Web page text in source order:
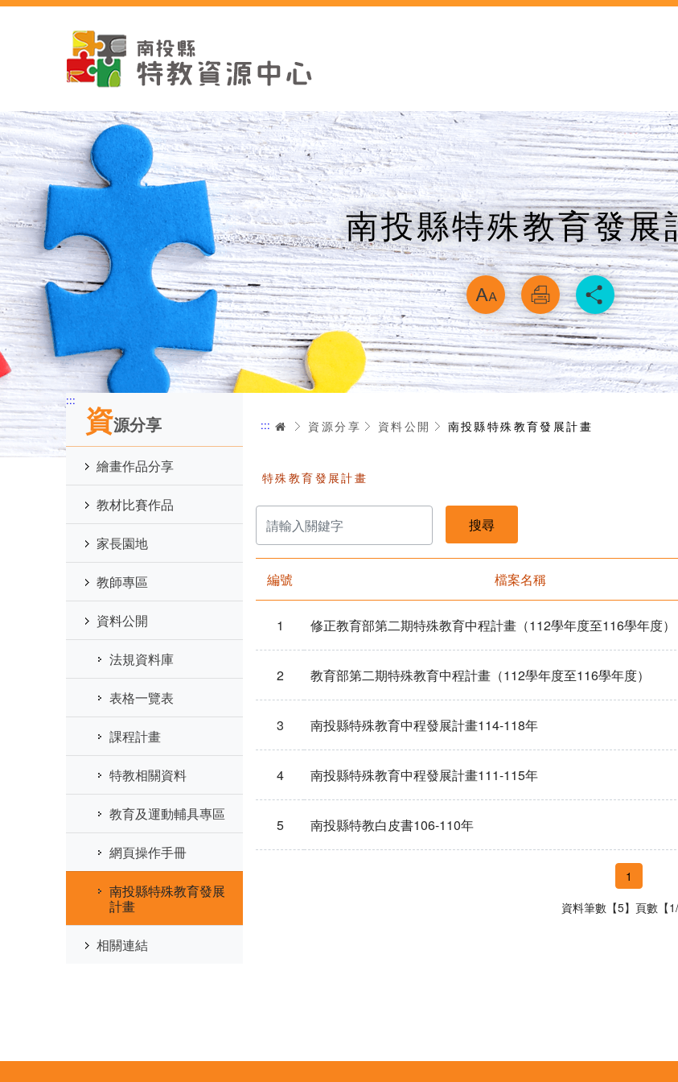
跳
南投縣特殊教育發展
略過字
資源分享
:::
繪畫作品分享
教材比賽作品
家長園地
教師專區
資料公開
法規資料庫
表格一覽表
課程計畫
特教相關資料
教育及運動輔具專區
網頁操作手冊
南投縣特殊教育發展
計畫
相關連結
::: 首頁資源分享 資料公開 南投縣特殊教育發展計畫
特殊教育發展計畫
請
輸
入
關
鍵
字編號 檔案名稱
1 修正教育部第二期特殊教育中程計畫（112學年度至116學年度）
2 教育部第二期特殊教育中程計畫（112學年度至116學年度）
3 南投縣特殊教育中程發展計畫114-118年
4 南投縣特殊教育中程發展計畫111-115年
5 南投縣特教白皮書106-110年
1
資料筆數【5】頁數【1/